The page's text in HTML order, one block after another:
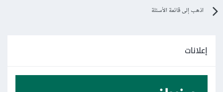
اذهب إلى قائمة الأسئلة
إعلانات